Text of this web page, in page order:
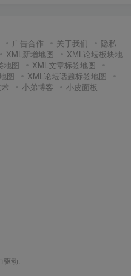
广告合作 关于我们
隐私
XML新增地图
XML论坛板块地
地图
XML文章标签地图
图
XML论坛话题标签地图
小弟博客 小皮面板
驱动.